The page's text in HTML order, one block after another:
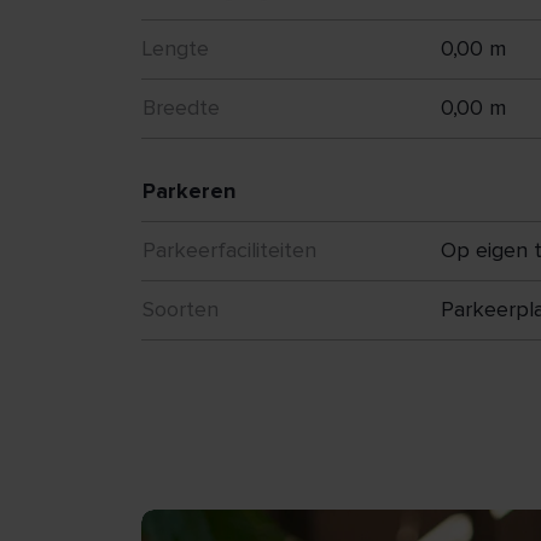
Energielabel
Bent u op zoek naar een
informatie of het plannen van een
Lengte 0,00 m
Breedte 0,00 m
Parkeren
Parkeerfaciliteiten Op eigen
Soorten